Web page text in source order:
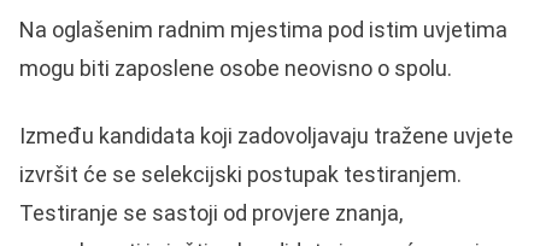
Na oglašenim radnim mjestima pod istim uvjetima
mogu biti zaposlene osobe neovisno o spolu.
Između kandidata koji zadovoljavaju tražene uvjete
izvršit će se selekcijski postupak testiranjem.
Testiranje se sastoji od provjere znanja,